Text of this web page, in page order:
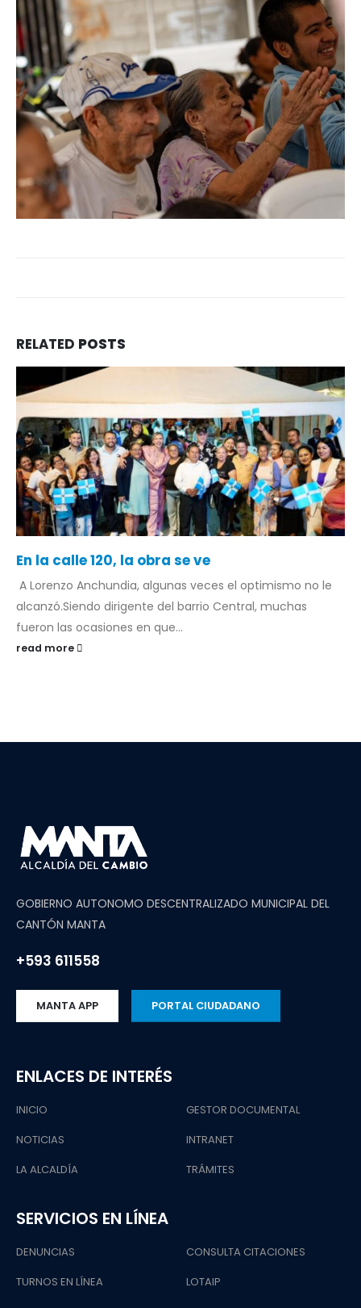
RELATED POSTS
En la calle 120, la obra se ve
‎A Lorenzo Anchundia, algunas veces el optimismo no le
alcanzó.Siendo dirigente del barrio Central, muchas
fueron las ocasiones en que...
read more
GOBIERNO AUTONOMO DESCENTRALIZADO MUNICIPAL DEL
CANTÓN MANTA
+593 611558
MANTA APP PORTAL CIUDADANO
ENLACES DE INTERÉS
INICIO
NOTICIAS
LA ALCALDÍA
GESTOR DOCUMENTAL
INTRANET
TRÁMITES
SERVICIOS EN LÍNEA
DENUNCIAS
TURNOS EN LÍNEA
CONSULTA CITACIONES
LOTAIP